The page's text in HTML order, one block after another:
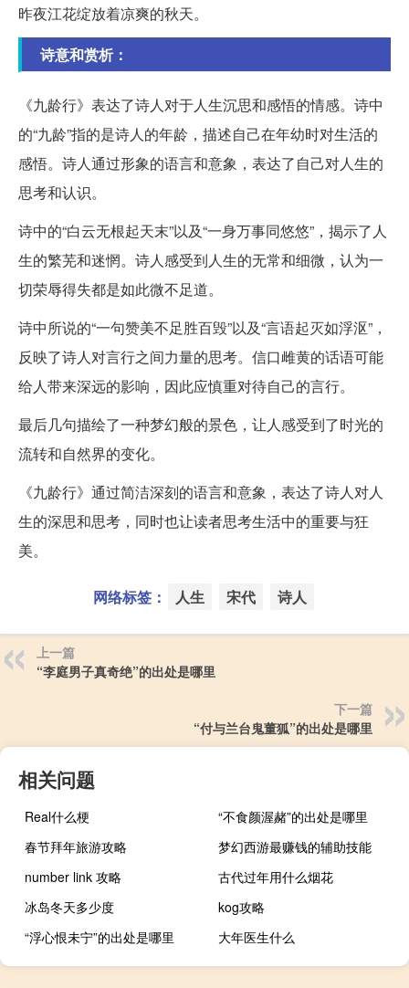
昨夜江花绽放着凉爽的秋天。
诗意和赏析：
《九龄行》表达了诗人对于人生沉思和感悟的情感。诗中
的“九龄”指的是诗人的年龄，描述自己在年幼时对生活的
感悟。诗人通过形象的语言和意象，表达了自己对人生的
思考和认识。
诗中的“白云无根起天末”以及“一身万事同悠悠”，揭示了人
生的繁芜和迷惘。诗人感受到人生的无常和细微，认为一
切荣辱得失都是如此微不足道。
诗中所说的“一句赞美不足胜百毁”以及“言语起灭如浮沤”，
反映了诗人对言行之间力量的思考。信口雌黄的话语可能
给人带来深远的影响，因此应慎重对待自己的言行。
最后几句描绘了一种梦幻般的景色，让人感受到了时光的
流转和自然界的变化。
《九龄行》通过简洁深刻的语言和意象，表达了诗人对人
生的深思和思考，同时也让读者思考生活中的重要与狂
美。
网络标签： 人生 宋代 诗人
上一篇
“李庭男子真奇绝”的出处是哪里
下一篇
“付与兰台鬼董狐”的出处是哪里
相关问题
Real什么梗
“不食颜渥赭”的出处是哪里
春节拜年旅游攻略
梦幻西游最赚钱的辅助技能
number link 攻略
古代过年用什么烟花
冰岛冬天多少度
kog攻略
“浮心恨未宁”的出处是哪里
大年医生什么